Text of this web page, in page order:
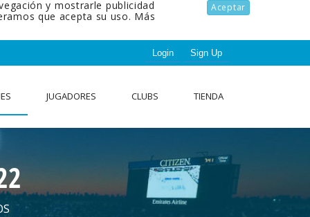
Aceptar
y mostrarle publicidad
que acepta su uso. Más
Login Sign Up
JUGADORES CLUBS TIENDA